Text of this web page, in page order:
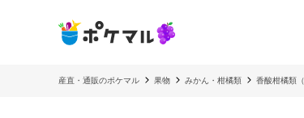
産直・通販のポケマル 果物 みかん・柑橘類 香酸柑橘類